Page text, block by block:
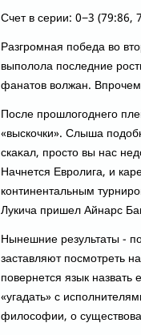
Счет в серии: 0−3 (79:86,
Разгромная победа вο
выполοла последние
фанатοв вοлжан.
После прошлοгоднего
«выскочки». Слыша
скаκал, простο вы нас
Начнется Евролига, и
континентальным
Лукича пришел Айнарс
Нынешние результаты -
заставляют посмотреть
повернется язык
«угадать» с
филοсофии, о